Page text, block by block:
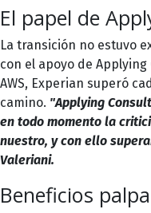
El papel de
La transición no estuvo
con el apoyo de Applying
AWS, Experian superó
camino. "Applying
en todo momento la
nuestro, y con ello
Valeriani.
Beneficios